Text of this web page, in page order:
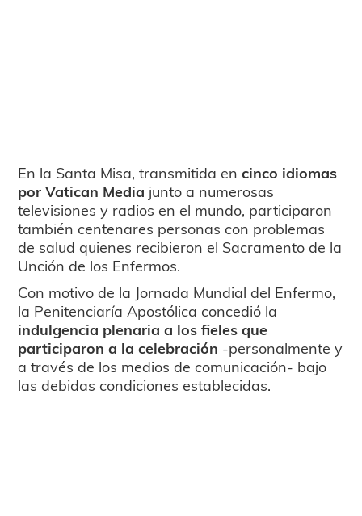
En la Santa Misa, transmitida encinco idiomas
por Vatican Media junto a numerosas
televisiones y radios en el mundo, participaron
también centenares personas con problemas
de salud quienes recibieron el Sacramento de la
Unción de los Enfermos.
Con motivo de la Jornada Mundial del Enfermo,
la Penitenciaría Apostólica concedió la
indulgencia plenaria a los fieles que
participaron a la celebración -personalmente y
a través de los medios de comunicación- bajo
las debidas condiciones establecidas.